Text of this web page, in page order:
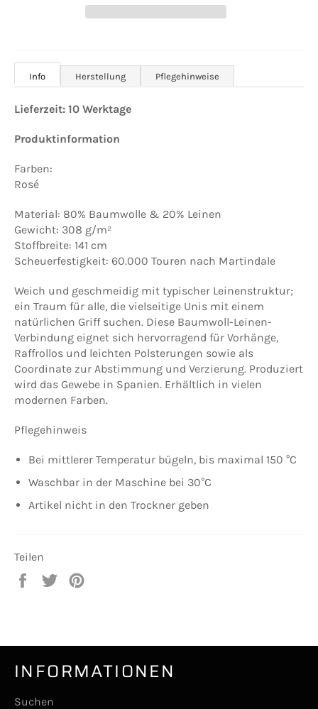
Info Herstellung Pflegehinweise
Lieferzeit: 10 Werktage
Produktinformation
Farben:
Rosé
Material: 80% Baumwolle & 20% Leinen
Gewicht: 308 g/m²
Stoffbreite: 141 cm
Scheuerfestigkeit: 60.000 Touren nach Martindale
Weich und geschmeidig mit typischer Leinenstruktur;
ein Traum für alle, die vielseitige Unis mit einem
natürlichen Griff suchen. Diese Baumwoll-Leinen-
Verbindung eignet sich hervorragend für Vorhänge,
Raffrollos und leichten Polsterungen sowie als
Coordinate zur Abstimmung und Verzierung. Produziert
wird das Gewebe in Spanien. Erhältlich in vielen
modernen Farben.
Pflegehinweis
Bei mittlerer Temperatur bügeln, bis maximal 150 °C
Waschbar in der Maschine bei 30°C
Artikel nicht in den Trockner geben
Teilen
Auf
Auf
INFORMATIONEN
Suchen